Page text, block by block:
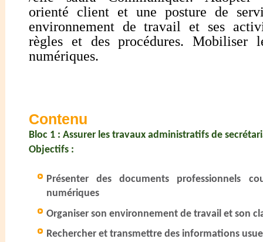
orienté client et une posture de
environnement de travail et ses
règles et des procédures. Mobiliser
numériques.
Contenu
Bloc 1 : Assurer les travaux administratifs de
Objectifs :
Présenter des documents professionnels
numériques
Organiser son environnement de travail et son
Rechercher et transmettre des informations